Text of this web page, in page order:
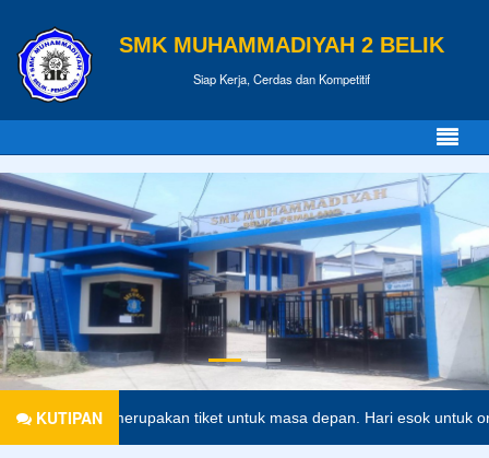
SMK MUHAMMADIYAH 2 BELIK
Siap Kerja, Cerdas dan Kompetitif
KUTIPAN
merupakan tiket untuk masa depan. Hari esok untuk orang-